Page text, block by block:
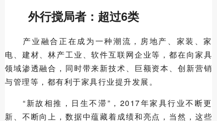
外行搅局者：超过6类
产业融合正在成为一种潮流，房地产、家装、家
电、建材、林产工业、软件互联网企业等，都在向家具
领域渗透融合，同时带来新技术、巨额资本、创新营销
与管理等，都有利于家具行业提升发展。
“新故相推，日生不滞”，2017年家具行业不断更
新、不断向上，数据中蕴藏着成绩和亮点，当然，这些